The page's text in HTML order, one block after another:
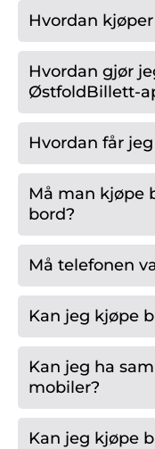
Hvordan
Hvordan gjør
ØstfoldBillett-
Hvordan får
Må man kjøpe
bord?
Må telefonen
Kan jeg kjøpe
Kan jeg ha
mobiler?
Kan jeg kjøpe